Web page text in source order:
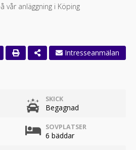
vår anläggning i Köping
SKICK
Begagnad
SOVPLATSER
6 bäddar